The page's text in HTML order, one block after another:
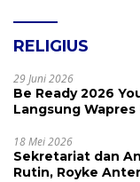
RELIGIUS
29 Juni 2026
Be Ready 2026
Langsung Wapres
18 Mei 2026
Sekretariat dan
Rutin, Royke